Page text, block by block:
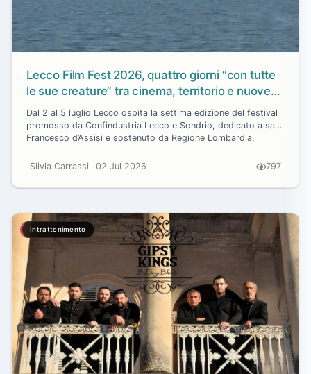
Lecco Film Fest 2026, quattro giorni “con tutte
le sue creature” tra cinema, territorio e nuove
generazioni
Dal 2 al 5 luglio Lecco ospita la settima edizione del festival
promosso da Confindustria Lecco e Sondrio, dedicato a san
Francesco d’Assisi e sostenuto da Regione Lombardia.
Silvia Carrassi 02 Jul 2026 797
Intrattenimento